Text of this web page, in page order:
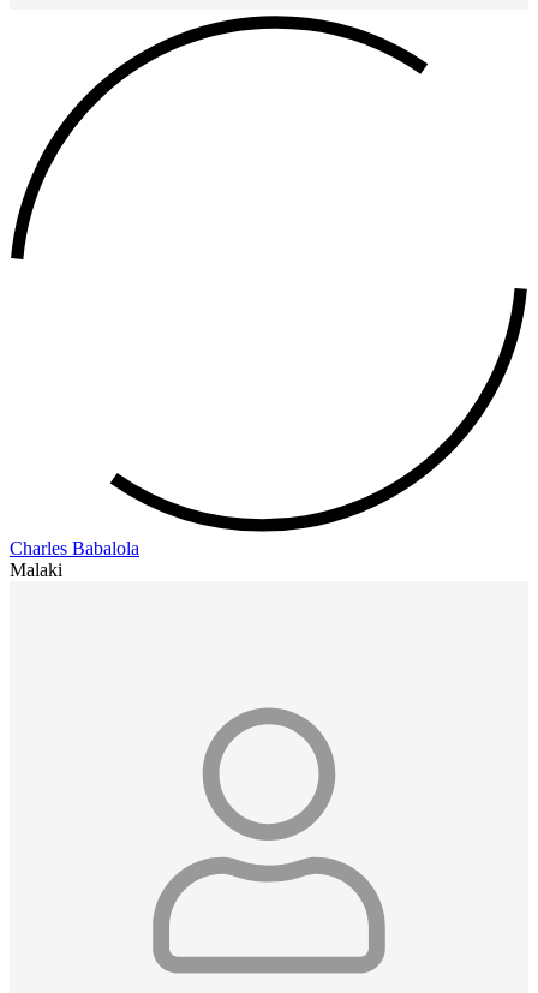
Charles Babalola
Malaki